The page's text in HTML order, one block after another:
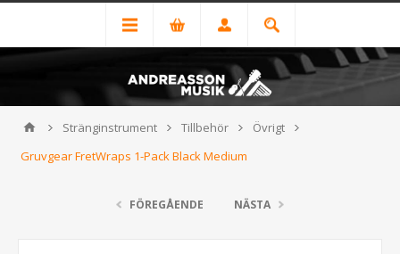
Stränginstrument Tillbehör
Övrigt
Gruvgear FretWraps 1-Pack Black Medium
FÖREGÅENDE NÄSTA